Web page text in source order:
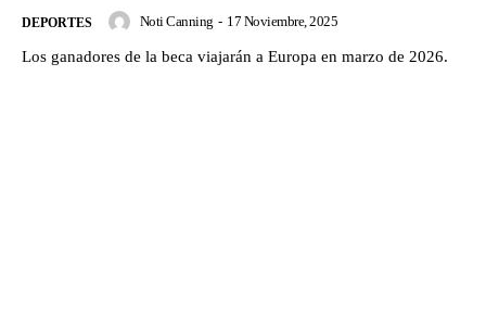
DEPORTES Noti Canning - 17 Noviembre, 2025
Los ganadores de la beca viajarán a Europa en marzo de 2026.